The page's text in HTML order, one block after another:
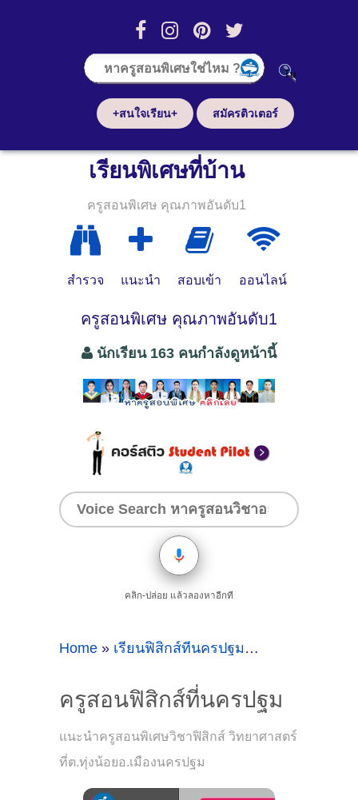
+สนใจเรียน+ สมัครติวเตอร์
เรียนพิเศษที่บ้าน
ครูสอนพิเศษ คุณภาพอันดับ1
สำรวจ แนะนำ สอบเข้า ออนไลน์
ครูสอนพิเศษ คุณภาพอันดับ1
นักเรียน 163 คนกำลังดูหน้านี้
คลิก-ปล่อย แล้วลองหาอีกที
Home » เรียนฟิสิกส์ที่นครปฐม»
ครูสอนฟิสิกส์ที่นครปฐม
แนะนำครูสอนพิเศษวิชาฟิสิกส์ วิทยาศาสตร์
ที่ต.ทุ่งน้อยอ.เมืองนครปฐม